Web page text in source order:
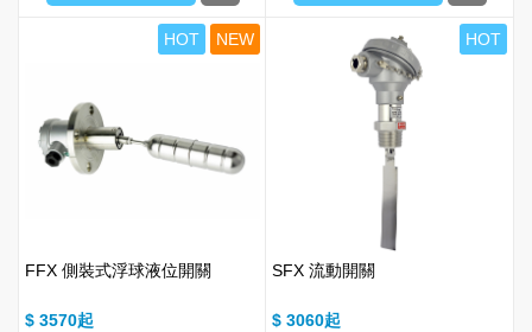
HOT NEW
FFX 側裝式浮球液位開關
$ 3570
HOT
SFX 流動開關
$ 3060